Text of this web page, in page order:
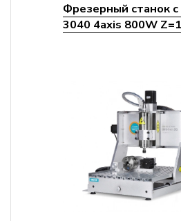
Фрезерный станок
3040 4axis 800W